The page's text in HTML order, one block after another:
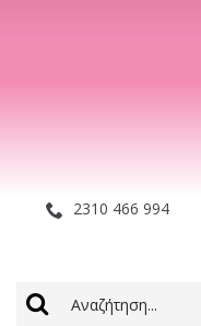
2310 466 994